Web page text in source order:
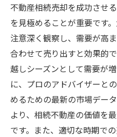
不動産相続売却を成功させ
を見極めることが重要です
注意深く観察し、需要が高
合わせて売り出すと効果的
越しシーズンとして需要が
に、プロのアドバイザーと
めるための最新の市場デー
より、相続不動産の価値を
です。また、適切な時期で